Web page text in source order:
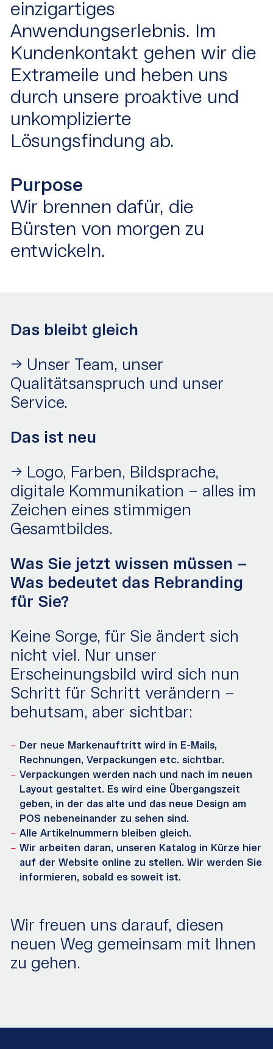
einzigartiges
Anwendungserlebnis. Im
Kundenkontakt gehen wir die
Extrameile und heben uns
durch unsere proaktive und
unkomplizierte
Lösungsfindung ab.
Purpose
Wir brennen dafür, die
Bürsten von morgen zu
entwickeln.
Das bleibt gleich
-> Unser Team, unser
Qualitätsanspruch und unser
Service.
Das ist neu
-> Logo, Farben, Bildsprache,
digitale Kommunikation – alles im
Zeichen eines stimmigen
Gesamtbildes.
Was Sie jetzt wissen müssen –
Was bedeutet das Rebranding
für Sie?
Keine Sorge, für Sie ändert sich
nicht viel. Nur unser
Erscheinungsbild wird sich nun
Schritt für Schritt verändern –
behutsam, aber sichtbar:
Der neue Markenauftritt wird in E-Mails,
Rechnungen, Verpackungen etc. sichtbar.
Verpackungen werden nach und nach im neuen
Layout gestaltet. Es wird eine Übergangszeit
geben, in der das alte und das neue Design am
POS nebeneinander zu sehen sind.
Alle Artikelnummern bleiben gleich.
Wir arbeiten daran, unseren Katalog in Kürze hier
auf der Website online zu stellen. Wir werden Sie
informieren, sobald es soweit ist.
Wir freuen uns darauf, diesen
neuen Weg gemeinsam mit Ihnen
zu gehen.